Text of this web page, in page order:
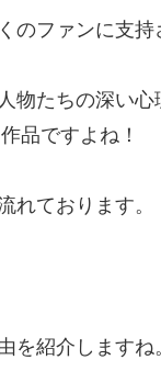
ファンに支持
物たちの深い
品ですよね！
れております。
を紹介しますね